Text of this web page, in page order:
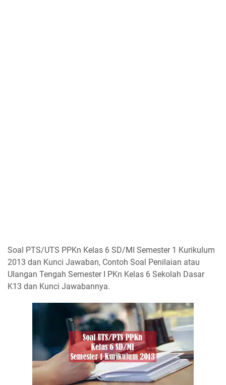
Soal PTS/UTS PPKn Kelas 6 SD/MI Semester 1 Kurikulum
2013 dan Kunci Jawaban, Contoh Soal Penilaian atau
Ulangan Tengah Semester I PKn Kelas 6 Sekolah Dasar
K13 dan Kunci Jawabannya.